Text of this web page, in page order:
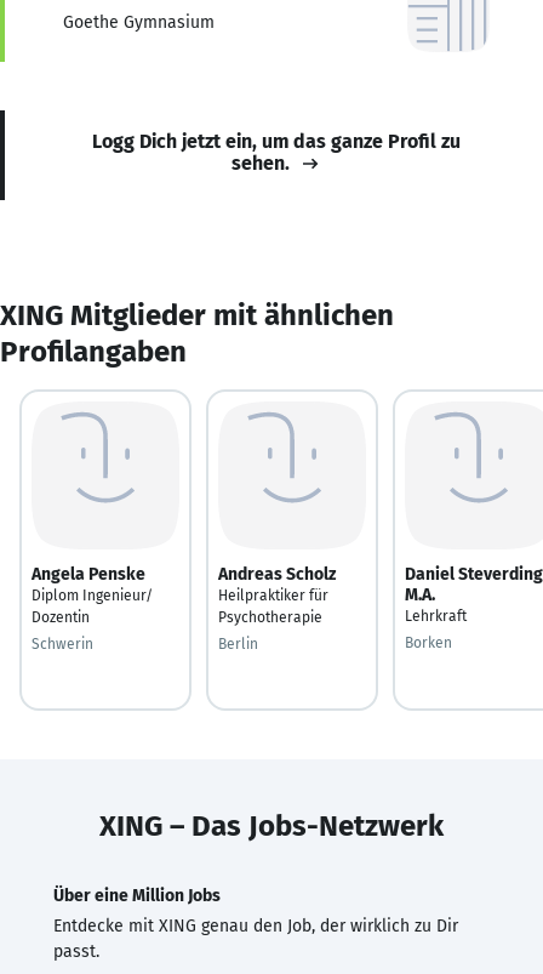
Goethe Gymnasium
Logg Dich jetzt ein, um das ganze Profil zu
sehen.
XING Mitglieder mit ähnlichen
Profilangaben
Angela Penske
Diplom Ingenieur/
Dozentin
Schwerin
Andreas Scholz
Heilpraktiker für
Psychotherapie
Berlin
Daniel Steverding
M.A.
Lehrkraft
Borken
XING – Das Jobs-Netzwerk
Über eine Million Jobs
Entdecke mit XING genau den Job, der wirklich zu Dir
passt.